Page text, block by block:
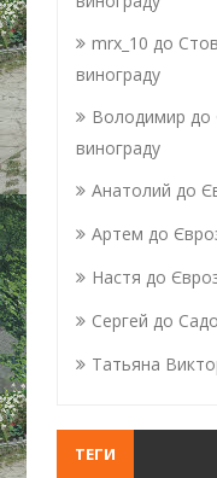
mrx_10 до
винограду
Володимир до
винограду
Анатолий до
Артем до
Настя до
Сергей до
Татьяна
ТЕГИ